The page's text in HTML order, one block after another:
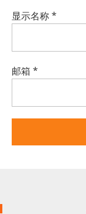
显示名称*
邮箱 *